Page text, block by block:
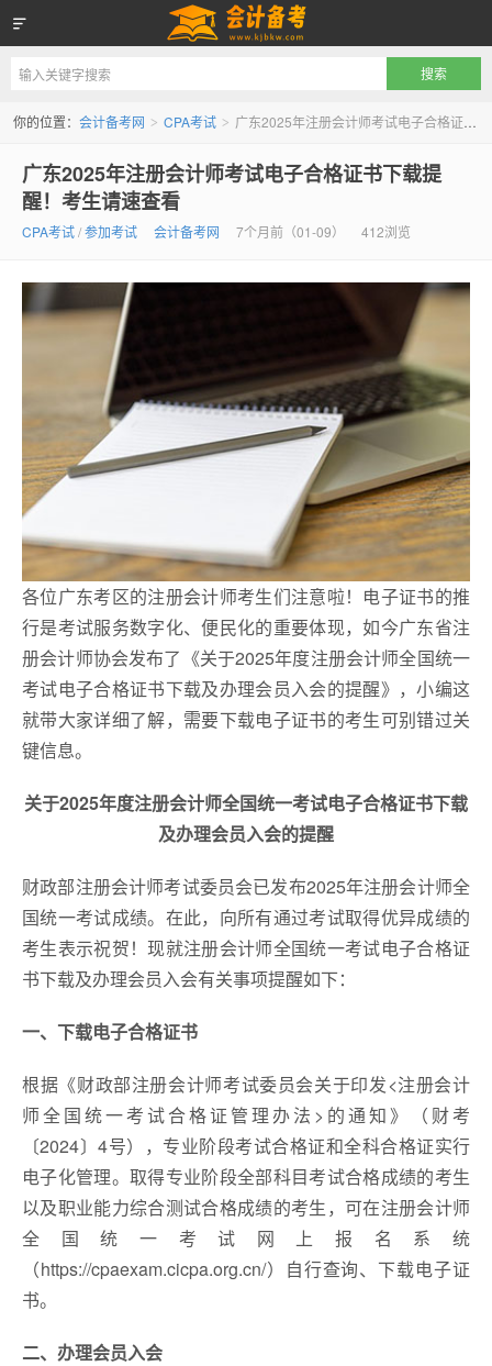
会计备考网
你的位置： 会计备考网 > CPA考试 > 广东2025年注册会计师考试电子合格证书下载提醒！考生请速查看
广东2025年注册会计师考试电子合格证书下载提
醒！考生请速查看
CPA考试/参加考试 会计备考网 7个月前（01-09） 412浏览
各位广东考区的注册会计师考生们注意啦！电子证书的推
行是考试服务数字化、便民化的重要体现，如今广东省注
册会计师协会发布了《关于2025年度注册会计师全国统一
考试电子合格证书下载及办理会员入会的提醒》，小编这
就带大家详细了解，需要下载电子证书的考生可别错过关
键信息。
​关于2025年度注册会计师全国统一考试电子合格证书下载
及办理会员入会的提醒
财政部注册会计师考试委员会已发布2025年注册会计师全
国统一考试成绩。在此，向所有通过考试取得优异成绩的
考生表示祝贺！现就注册会计师全国统一考试电子合格证
书下载及办理会员入会有关事项提醒如下：
一、下载电子合格证书
根据《财政部注册会计师考试委员会关于印发<注册会计
师全国统一考试合格证管理办法>的通知》（财考
〔2024〕4号），专业阶段考试合格证和全科合格证实行
电子化管理。取得专业阶段全部科目考试合格成绩的考生
以及职业能力综合测试合格成绩的考生，可在注册会计师
全国统一考试网上报名系统
（https://cpaexam.cicpa.org.cn/）自行查询、下载电子证
书。
二、办理会员入会